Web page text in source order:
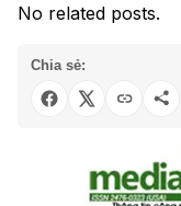
No related posts.
Chia sẻ: